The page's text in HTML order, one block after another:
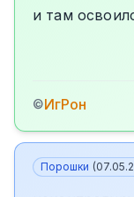
и там
©ИгРон
Порошки (